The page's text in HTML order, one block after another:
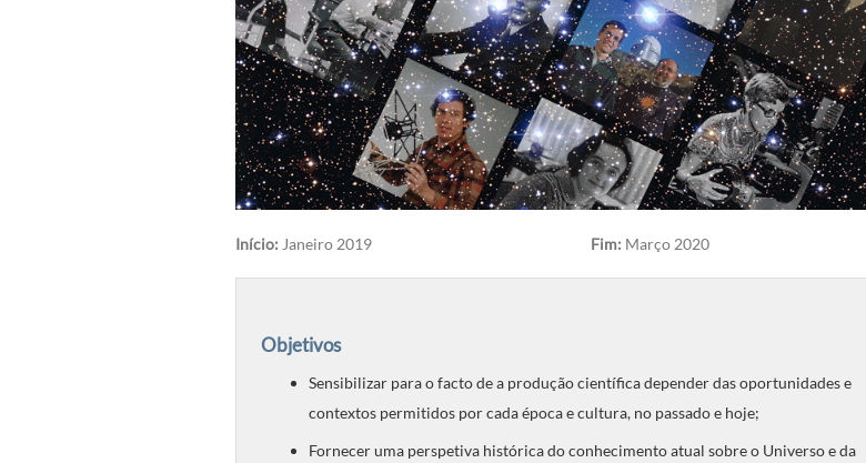
Início: Janeiro 2019 Fim: Março 2020
Objetivos
Sensibilizar para o facto de a produção científica depender das oportunidades e
contextos permitidos por cada época e cultura, no passado e hoje;
Fornecer uma perspetiva histórica do conhecimento atual sobre o Universo e da